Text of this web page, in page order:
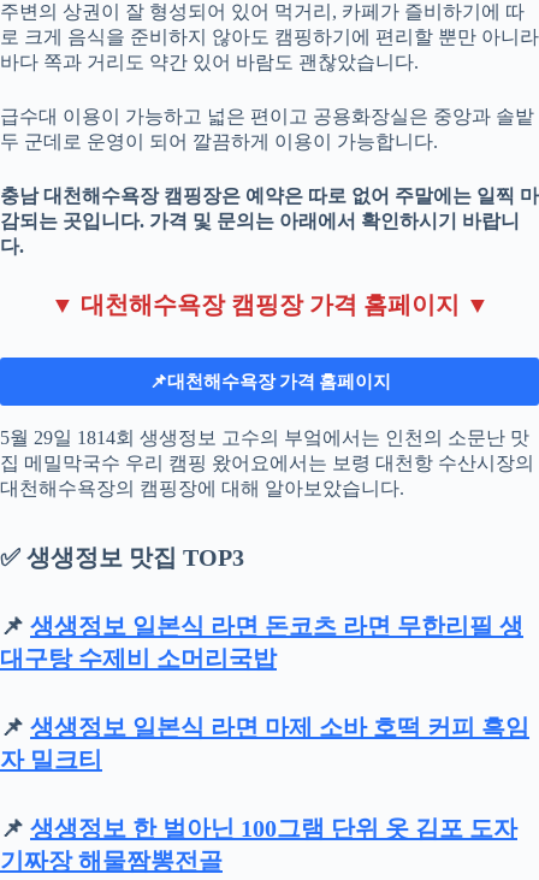
주변의 상권이 잘 형성되어 있어 먹거리, 카페가 즐비하기에 따
로 크게 음식을 준비하지 않아도 캠핑하기에 편리할 뿐만 아니라
바다 쪽과 거리도 약간 있어 바람도 괜찮았습니다.
급수대 이용이 가능하고 넓은 편이고 공용화장실은 중앙과 솔밭
두 군데로 운영이 되어 깔끔하게 이용이 가능합니다.
충남 대천해수욕장 캠핑장은 예약은 따로 없어 주말에는 일찍 마
감되는 곳입니다. 가격 및 문의는 아래에서 확인하시기 바랍니
다.
▼ 대천해수욕장 캠핑장 가격 홈페이지 ▼
📌대천해수욕장 가격 홈페이지
5월 29일 1814회 생생정보 고수의 부엌에서는 인천의 소문난 맛
집 메밀막국수 우리 캠핑 왔어요에서는 보령 대천항 수산시장의
대천해수욕장의 캠핑장에 대해 알아보았습니다.
✅ 생생정보 맛집 TOP3
📌 생생정보 일본식 라면 돈코츠 라면 무한리필 생
대구탕 수제비 소머리국밥
📌 생생정보 일본식 라면 마제 소바 호떡 커피 흑임
자 밀크티
📌 생생정보 한 벌아닌 100그램 단위 옷 김포 도자
기짜장 해물짬뽕전골